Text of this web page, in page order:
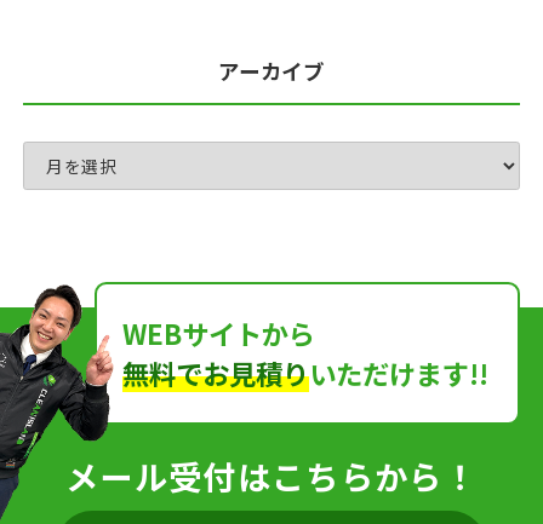
アーカイブ
WEBサイトから
無料でお見積りいただけます!!
メール受付はこちらから！